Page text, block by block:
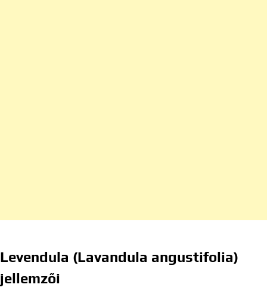
Levendula (Lavandula angustifolia)
jellemzői